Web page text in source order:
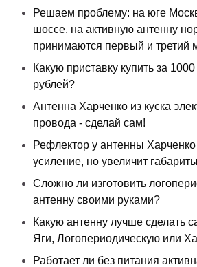
Решаем проблему: на юге
шоссе, на активную антенну
принимаются первый и третий
Какую приставку купить за
рублей?
Антенна Харченко из куска
провода - сделай сам!
Рефлектор у антенны
усиление, но увеличит
Сложно ли изготовить
антенну своими руками?
Какую антенну лучше сделать
Яги, Логопериодическую или
Работает ли без питания